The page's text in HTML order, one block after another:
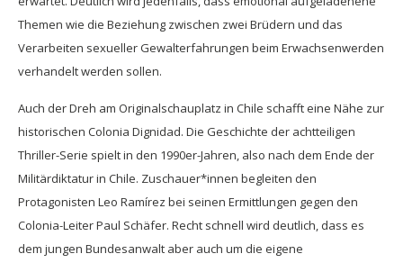
Themen wie die Beziehung zwischen zwei Brüdern und das
Verarbeiten sexueller Gewalterfahrungen beim Erwachsenwerden
verhandelt werden sollen.
Auch der Dreh am Originalschauplatz in Chile schafft eine Nähe zur
historischen Colonia Dignidad. Die Geschichte der achtteiligen
Thriller-Serie spielt in den 1990er-Jahren, also nach dem Ende der
Militärdiktatur in Chile. Zuschauer*innen begleiten den
Protagonisten Leo Ramírez bei seinen Ermittlungen gegen den
Colonia-Leiter Paul Schäfer. Recht schnell wird deutlich, dass es
dem jungen Bundesanwalt aber auch um die eigene